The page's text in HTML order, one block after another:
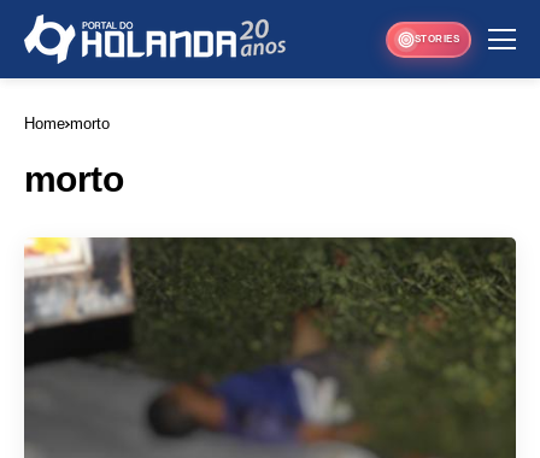
STORIES
Home morto
morto